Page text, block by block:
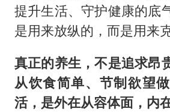
提升生活、守护健康的底
是用来放纵的，而是用来
真正的养生，不是追求昂
从饮食简单、节制欲望
活，是外在从容体面，内